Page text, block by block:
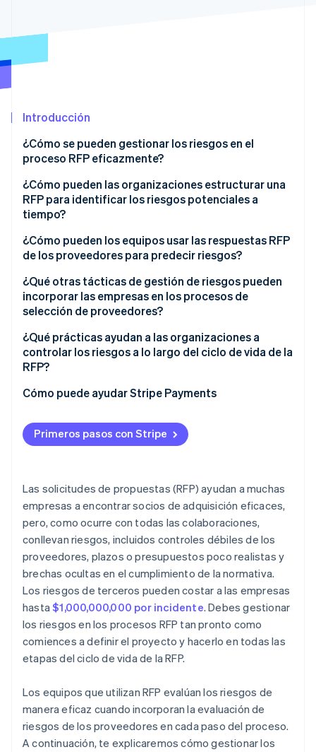
Introducción
¿Cómo se pueden gestionar los riesgos en el
proceso RFP eficazmente?
¿Cómo pueden las organizaciones estructurar una
RFP para identificar los riesgos potenciales a
tiempo?
¿Cómo pueden los equipos usar las respuestas RFP
de los proveedores para predecir riesgos?
¿Qué otras tácticas de gestión de riesgos pueden
incorporar las empresas en los procesos de
selección de proveedores?
¿Qué prácticas ayudan a las organizaciones a
controlar los riesgos a lo largo del ciclo de vida de la
RFP?
Cómo puede ayudar Stripe Payments
Primeros pasos con Stripe
Las solicitudes de propuestas (RFP) ayudan a muchas
empresas a encontrar socios de adquisición eficaces,
pero, como ocurre con todas las colaboraciones,
conllevan riesgos, incluidos controles débiles de los
proveedores, plazos o presupuestos poco realistas y
brechas ocultas en el cumplimiento de la normativa.
Los riesgos de terceros pueden costar a las empresas
hasta$1,000,000,000 por incidente. Debes gestionar
los riesgos en los procesos RFP tan pronto como
comiences a definir el proyecto y hacerlo en todas las
etapas del ciclo de vida de la RFP.
Los equipos que utilizan RFP evalúan los riesgos de
manera eficaz cuando incorporan la evaluación de
riesgos de los proveedores en cada paso del proceso.
A continuación, te explicaremos cómo gestionar los